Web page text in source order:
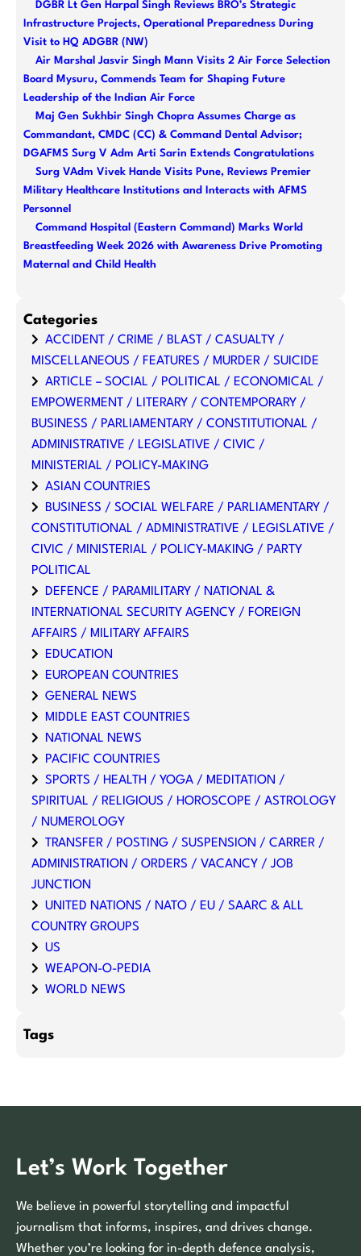
DGBR Lt Gen Harpal Singh Reviews BRO’s Strategic
Infrastructure Projects, Operational Preparedness During
Visit to HQ ADGBR (NW)
Air Marshal Jasvir Singh Mann Visits 2 Air Force Selection
Board Mysuru, Commends Team for Shaping Future
Leadership of the Indian Air Force
Maj Gen Sukhbir Singh Chopra Assumes Charge as
Commandant, CMDC (CC) & Command Dental Advisor;
DGAFMS Surg V Adm Arti Sarin Extends Congratulations
Surg VAdm Vivek Hande Visits Pune, Reviews Premier
Military Healthcare Institutions and Interacts with AFMS
Personnel
Command Hospital (Eastern Command) Marks World
Breastfeeding Week 2026 with Awareness Drive Promoting
Maternal and Child Health
Categories
ACCIDENT / CRIME / BLAST / CASUALTY /
MISCELLANEOUS / FEATURES / MURDER / SUICIDE
ARTICLE – SOCIAL / POLITICAL / ECONOMICAL /
EMPOWERMENT / LITERARY / CONTEMPORARY /
BUSINESS / PARLIAMENTARY / CONSTITUTIONAL /
ADMINISTRATIVE / LEGISLATIVE / CIVIC /
MINISTERIAL / POLICY-MAKING
ASIAN COUNTRIES
BUSINESS / SOCIAL WELFARE / PARLIAMENTARY /
CONSTITUTIONAL / ADMINISTRATIVE / LEGISLATIVE /
CIVIC / MINISTERIAL / POLICY-MAKING / PARTY
POLITICAL
DEFENCE / PARAMILITARY / NATIONAL &
INTERNATIONAL SECURITY AGENCY / FOREIGN
AFFAIRS / MILITARY AFFAIRS
EDUCATION
EUROPEAN COUNTRIES
GENERAL NEWS
MIDDLE EAST COUNTRIES
NATIONAL NEWS
PACIFIC COUNTRIES
SPORTS / HEALTH / YOGA / MEDITATION /
SPIRITUAL / RELIGIOUS / HOROSCOPE / ASTROLOGY
/ NUMEROLOGY
TRANSFER / POSTING / SUSPENSION / CARRER /
ADMINISTRATION / ORDERS / VACANCY / JOB
JUNCTION
UNITED NATIONS / NATO / EU / SAARC & ALL
COUNTRY GROUPS
US
WEAPON-O-PEDIA
WORLD NEWS
Tags
Let’s Work Together
We believe in powerful storytelling and impactful
journalism that informs, inspires, and drives change.
Whether you’re looking for in-depth defence analysis,